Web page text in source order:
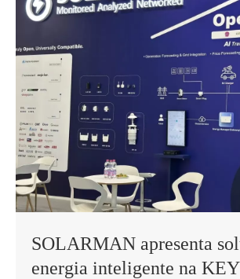
SOLARMAN apresenta
energia inteligente na